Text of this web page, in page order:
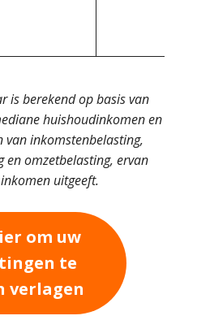
is berekend op basis van
huishoudinkomen en
van inkomstenbelasting,
en omzetbelasting, ervan
uitgeeft.
om uw
te
verlagen